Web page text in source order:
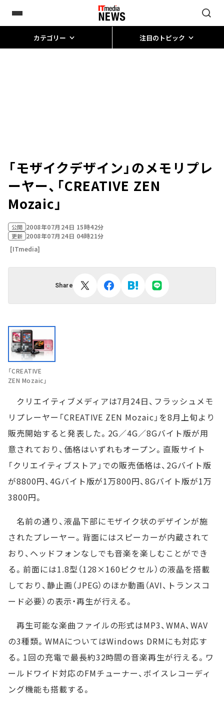
カテゴリー 注目のトピック
「モザイクデザイン」のメモリプレ
ーヤー、「CREATIVE ZEN
Mozaic」
公開 2008年07月24日 15時42分
更新 2008年07月24日 04時21分
[ITmedia]
Share
「CREATIVE
ZEN Mozaic」
クリエイティブメディアは7月24日、フラッシュメモ
リプレーヤー「CREATIVE ZEN Mozaic」を8月上旬より
販売開始すると発表した。2G／4G／8Gバイト版が用
意されており、価格はいずれもオープン。直販サイト
「クリエイティブストア」での販売価格は、2Gバイト版
が8800円、4Gバイト版が1万800円、8Gバイト版が1万
3800円。
名前の通り、液晶下部にモザイク状のデザインが施
されたプレーヤー。背面にはスピーカーが内蔵されて
おり、ヘッドフォンなしでも音楽を楽しむことができ
る。前面には1.8型（128×160ピクセル）の液晶を搭載
しており、静止画（JPEG）のほか動画（AVI、トランスコ
ード必要）の表示・再生が行える。
再生可能な楽曲ファイルの形式はMP3、WMA、WAV
の3種類。WMAについてはWindows DRMにも対応す
る。1回の充電で最長約32時間の音楽再生が行える。ワ
ールドワイド対応のFMチューナー、ボイスレコーディ
ング機能も搭載する。